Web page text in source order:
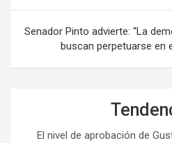
entradas
Senador Pinto advierte: “La
buscan perpetuarse en
El nivel de aprobación de